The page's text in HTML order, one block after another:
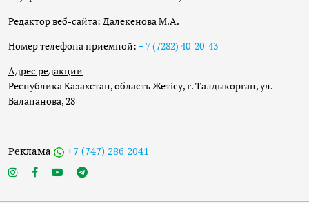
Редактор веб-сайта: Далекенова М.А.
Номер телефона приёмной: + 7 (7282) 40-20-43
Адрес редакции
Республика Казахстан, область Жетісу, г. Талдыкорган, ул.
Балапанова, 28
Реклама +7 (747) 286 2041